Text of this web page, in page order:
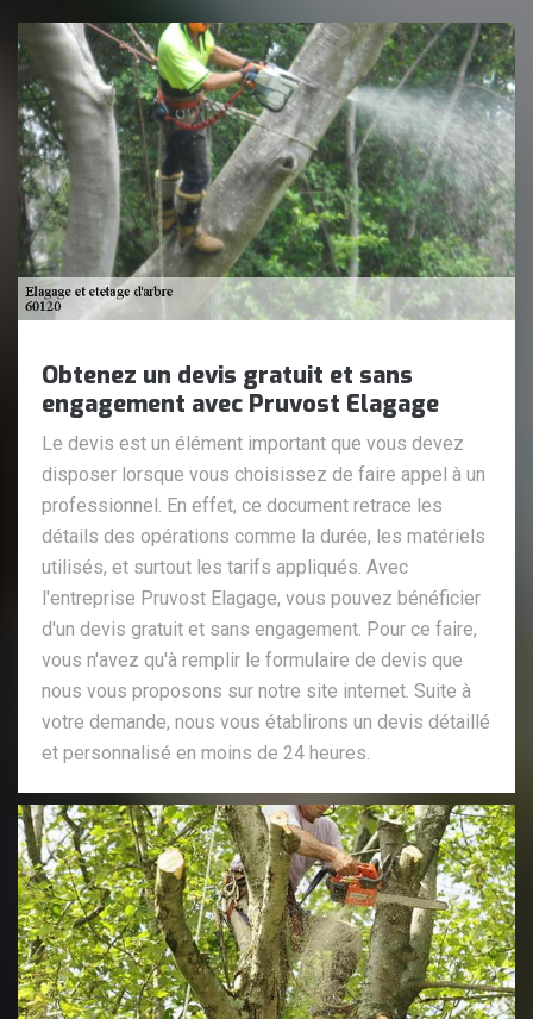
Obtenez un devis gratuit et sans
engagement avec Pruvost Elagage
Le devis est un élément important que vous devez
disposer lorsque vous choisissez de faire appel à un
professionnel. En effet, ce document retrace les
détails des opérations comme la durée, les matériels
utilisés, et surtout les tarifs appliqués. Avec
l'entreprise Pruvost Elagage, vous pouvez bénéficier
d'un devis gratuit et sans engagement. Pour ce faire,
vous n'avez qu'à remplir le formulaire de devis que
nous vous proposons sur notre site internet. Suite à
votre demande, nous vous établirons un devis détaillé
et personnalisé en moins de 24 heures.